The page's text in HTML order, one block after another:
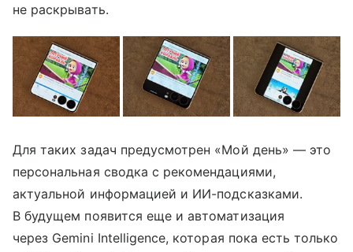
не раскрывать.
Для таких задач предусмотрен «Мой день» — это
персональная сводка с рекомендациями,
актуальной информацией и ИИ-подсказками.
В будущем появится еще и автоматизация
через Gemini Intelligence, которая пока есть только